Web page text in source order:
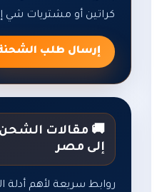
كراتين أو مشتريات شي
إرسال طلب
🚚 مقالات
إلى مصر
روابط سريعة لأهم